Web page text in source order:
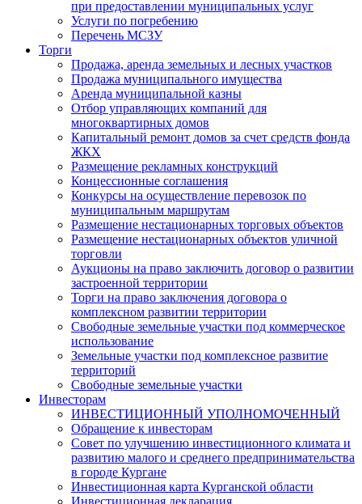
при предоставлении муниципальных услуг
Услуги по погребению
Перечень МСЗУ
Торги
Продажа, аренда земельных и лесных участков
Продажа муниципального имущества
Аренда муниципальной казны
Отбор управляющих компаний для
многоквартирных домов
Капитальный ремонт домов за счет средств фонда
ЖКХ
Размещение рекламных конструкций
Концессионные соглашения
Конкурсы на осуществление перевозок по
муниципальным маршрутам
Размещение нестационарных торговых объектов
Размещение нестационарных объектов уличной
торговли
Аукционы на право заключить договор о развитии
застроенной территории
Торги на право заключения договора о
комплексном развитии территории
Свободные земельные участки под коммерческое
использование
Земельные участки под комплексное развитие
территорий
Свободные земельные участки
Инвесторам
ИНВЕСТИЦИОННЫЙ УПОЛНОМОЧЕННЫЙ
Обращение к инвесторам
Совет по улучшению инвестиционного климата и
развитию малого и среднего предпринимательства
в городе Кургане
Инвестиционная карта Курганской области
Инвестиционная декларация